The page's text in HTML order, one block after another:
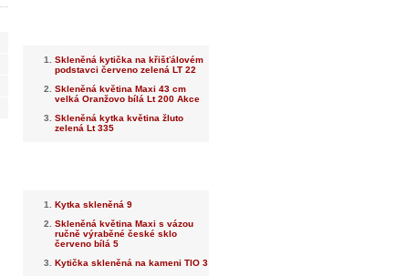
Skleněná kytička na křišťálovém
podstavci červeno zelená LT 22
Skleněná květina Maxi 43 cm
velká Oranžovo bílá Lt 200 Akce
Skleněná kytka květina žluto
zelená Lt 335
Kytka skleněná 9
Skleněná květina Maxi s vázou
ručně výraběné české sklo
červeno bílá 5
Kytička skleněná na kameni TlO 3